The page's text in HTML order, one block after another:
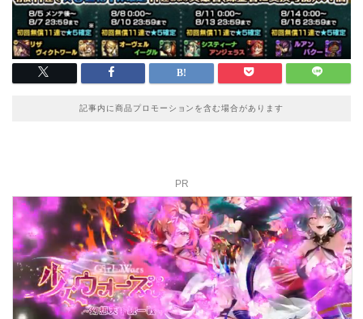
記事内に商品プロモーションを含む場合があります
PR